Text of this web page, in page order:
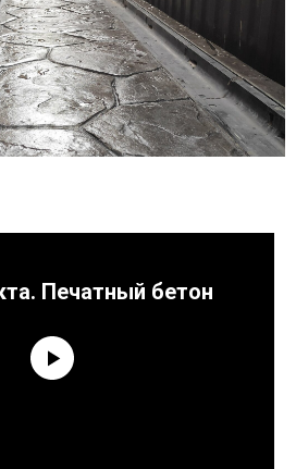
Печатный бетон